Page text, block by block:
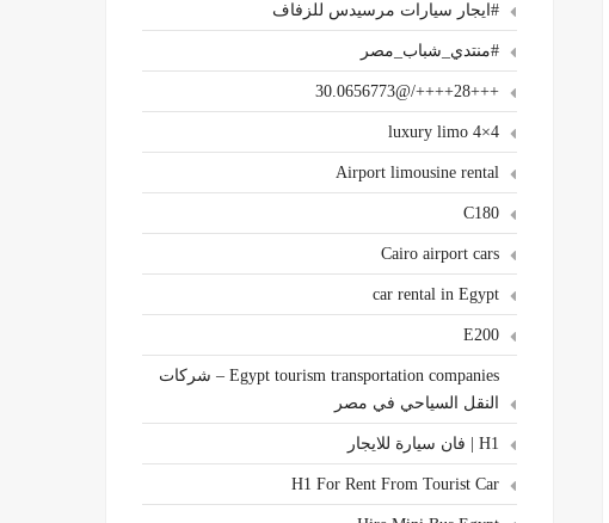
#ايجار سيارات مرسيدس للزفاف
#منتدي_شباب_مصر
+++28++++/@30.0656773
4×4 luxury limo
Airport limousine rental
C180
Cairo airport cars
car rental in Egypt
E200
Egypt tourism transportation companies – شركات
النقل السياحي في مصر
H1 | فان سيارة للايجار
H1 For Rent From Tourist Car